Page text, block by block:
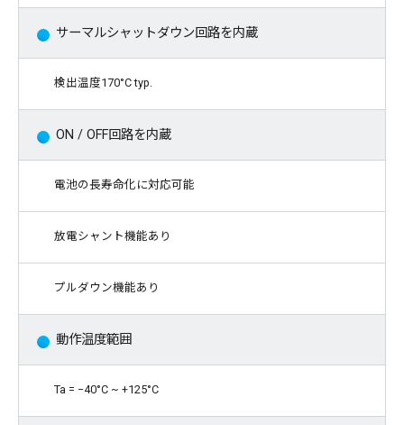
サーマルシャットダウン回路を内蔵
検出温度170°C typ.
ON / OFF回路を内蔵
電池の長寿命化に対応可能
放電シャント機能あり
プルダウン機能あり
動作温度範囲
Ta = −40°C ~ +125°C